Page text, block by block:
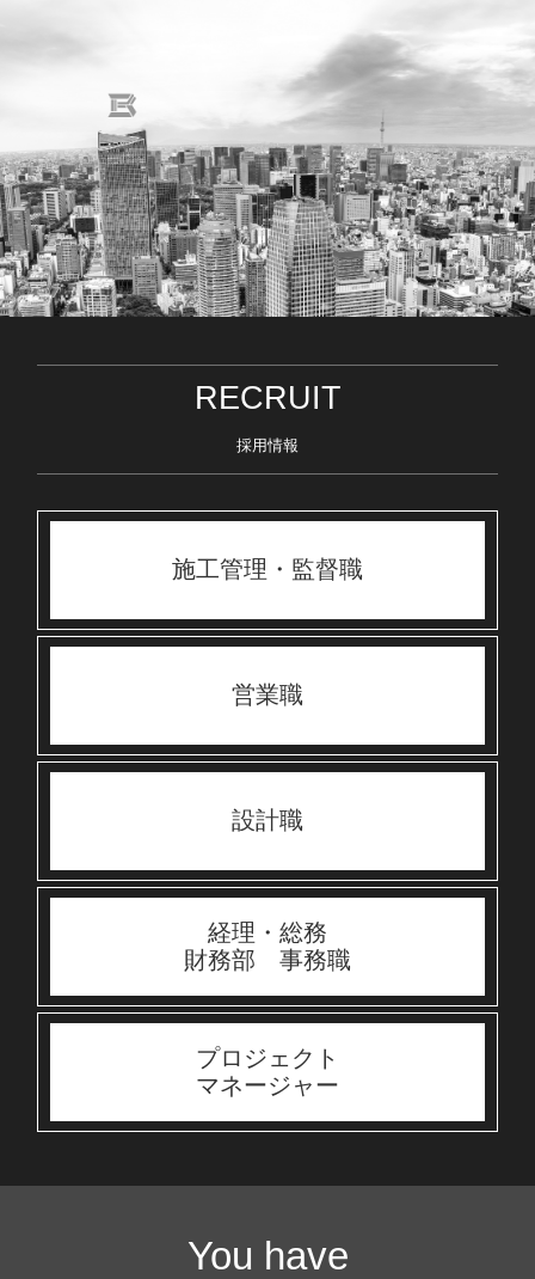
RECRUIT
採用情報
施工管理・監督職
営業職
設計職
経理・総務
財務部 事務職
プロジェクト
マネージャー
You have